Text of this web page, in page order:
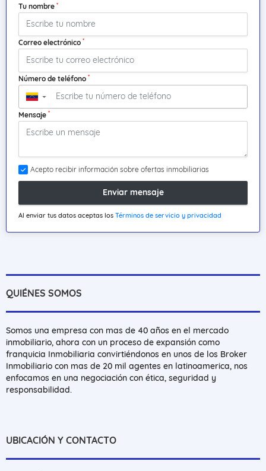
Tu nombre *
Correo electrónico *
Número de teléfono *
▼
Mensaje *
Acepto recibir información sobre ofertas inmobiliarias
Enviar mensaje
Al enviar tus datos aceptas los Términos de servicio y privacidad
QUIÉNES SOMOS
Somos una empresa con mas de 40 años en el mercado
inmobiliario, ahora con un proceso de expansión como
franquicia Inmobiliaria convirtiéndonos en unos de los Broker
Inmobiliario con mas de 20 mil agentes en latinoamerica, nos
enfocamos en una negociación con ética, seguridad y
responsabilidad.
UBICACIÓN Y CONTACTO